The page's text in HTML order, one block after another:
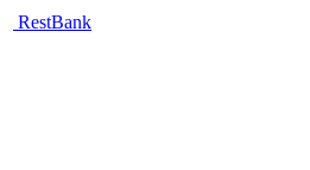
RestBank